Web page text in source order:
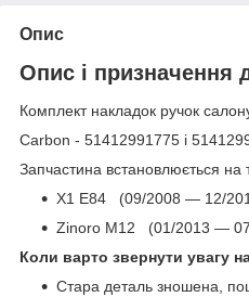
Опис
Опис і призначення
Комплект накладок ручок
Carbon - 51412991775 і
Запчастина встановлюється на
X1 E84 (09/2008 — 12/
Zinoro M12 (01/2013 —
Коли варто звернути увагу
Стара деталь зношена,